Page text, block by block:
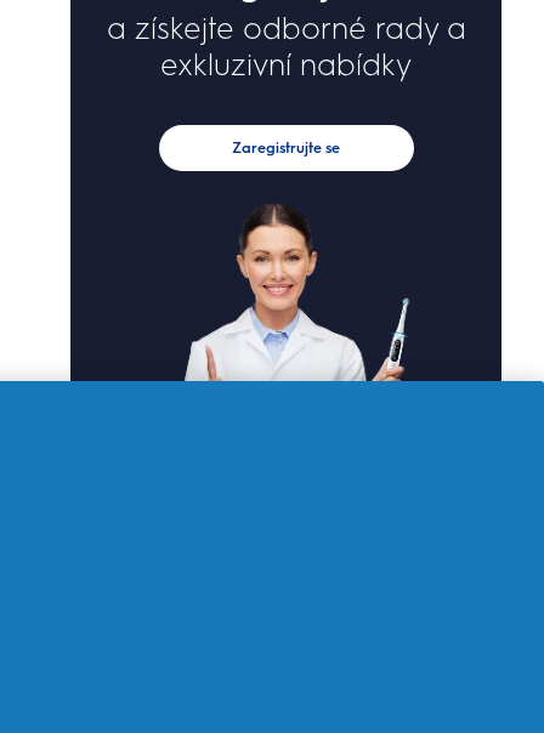
a získejte odborné rady a
exkluzivní nabídky
Zaregistrujte se